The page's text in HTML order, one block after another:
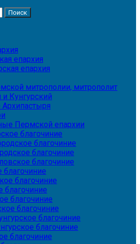
епархия
епархия
митрополии, митрополит
Кунгурский
Пермской епархии
благочиние
благочиние
благочиние
благочиние
благочиние
благочиние
благочиние
благочиние
благочиние
благочиние
благочиние
благочиние